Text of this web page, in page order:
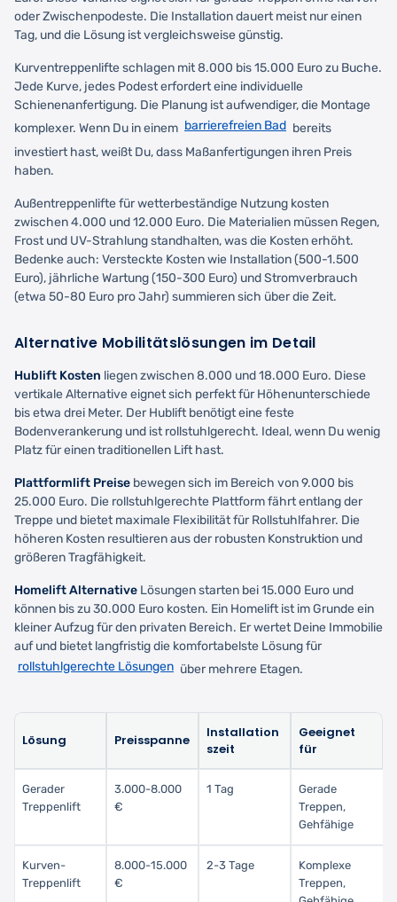
oder Zwischenpodeste. Die Installation dauert meist nur einen
Tag, und die Lösung ist vergleichsweise günstig.
Kurventreppenlifte schlagen mit 8.000 bis 15.000 Euro zu Buche.
Jede Kurve, jedes Podest erfordert eine individuelle
Schienenanfertigung. Die Planung ist aufwendiger, die Montage
komplexer. Wenn Du in einem barrierefreien Bad bereits
investiert hast, weißt Du, dass Maßanfertigungen ihren Preis
haben.
Außentreppenlifte für wetterbeständige Nutzung kosten
zwischen 4.000 und 12.000 Euro. Die Materialien müssen Regen,
Frost und UV-Strahlung standhalten, was die Kosten erhöht.
Bedenke auch: Versteckte Kosten wie Installation (500-1.500
Euro), jährliche Wartung (150-300 Euro) und Stromverbrauch
(etwa 50-80 Euro pro Jahr) summieren sich über die Zeit.
Alternative Mobilitätslösungen im Detail
Hublift Kosten liegen zwischen 8.000 und 18.000 Euro. Diese
vertikale Alternative eignet sich perfekt für Höhenunterschiede
bis etwa drei Meter. Der Hublift benötigt eine feste
Bodenverankerung und ist rollstuhlgerecht. Ideal, wenn Du wenig
Platz für einen traditionellen Lift hast.
Plattformlift Preise bewegen sich im Bereich von 9.000 bis
25.000 Euro. Die rollstuhlgerechte Plattform fährt entlang der
Treppe und bietet maximale Flexibilität für Rollstuhlfahrer. Die
höheren Kosten resultieren aus der robusten Konstruktion und
größeren Tragfähigkeit.
Homelift Alternative Lösungen starten bei 15.000 Euro und
können bis zu 30.000 Euro kosten. Ein Homelift ist im Grunde ein
kleiner Aufzug für den privaten Bereich. Er wertet Deine Immobilie
auf und bietet langfristig die komfortabelste Lösung für
rollstuhlgerechte Lösungen über mehrere Etagen.
Lösung Preisspanne
Installation
szeit
Geeignet
für
Gerader
Treppenlift
3.000-8.000
€
1 Tag
Gerade
Treppen,
Gehfähige
Kurven-
Treppenlift
8.000-15.000
€
2-3 Tage
Komplexe
Treppen,